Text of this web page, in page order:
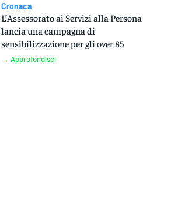
Cronaca
L’Assessorato ai Servizi alla Persona
lancia una campagna di
sensibilizzazione per gli over 85
→ Approfondisci